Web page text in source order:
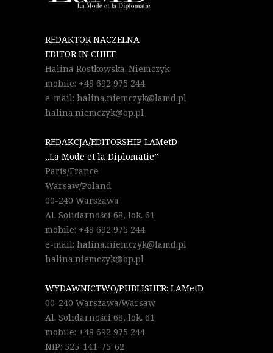
REDAKTOR NACZELNA
EDITOR IN CHIEF
Halina Rostkowska-Niemczyk
mobile: +48 692 975 244
e-mail: halina.niemczyk@lamd.pl
halina.niemczyk@op.pl
REDAKCJA/EDITORSHIP LAMetD
„La Mode et la Diplomatie”
Paris/France
Warsaw/Poland
00-240 Warszawa
Al. Solidarności 68, lok. 61
mobile: +48 692 975 244
e-mail: halina.niemczyk@lamd.pl
halina.niemczyk@op.pl
WYDAWNICTWO/PUBLISHER: LAMetD
00-240 Warszawa/Warsaw
Al. Solidarności 68, lok. 61
mobile: +48 692 975 244
NIP: 525-141-75-62